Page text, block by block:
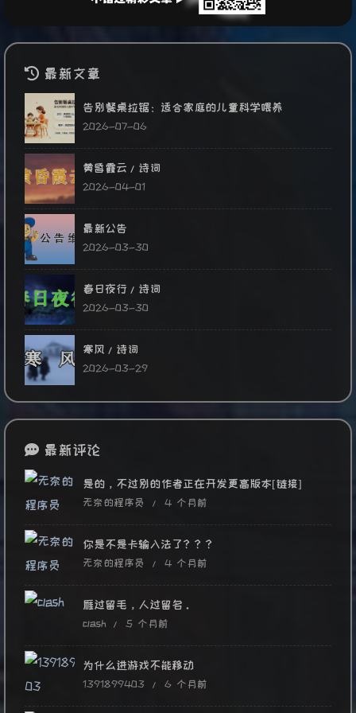
最新文章
告别餐桌拉锯：适合家庭的儿童科学喂养
2026-07-06
黄昏霞云/诗词
2026-04-01
最新公告
2026-03-30
春日夜行/诗词
2026-03-30
寒风/诗词
2026-03-29
最新评论
是的，不过别的作者正在开发更高版本[链接]
无奈的程序员 / 4 个月前
你是不是卡输入法了？？？
无奈的程序员 / 4 个月前
雁过留毛，人过留名。
clash / 5 个月前
为什么进游戏不能移动
1391899403 / 6 个月前